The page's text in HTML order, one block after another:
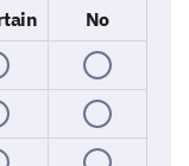
No